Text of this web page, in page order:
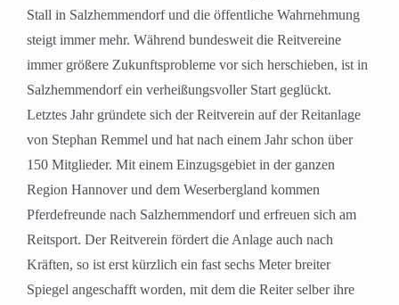
Stall in Salzhemmendorf und die öffentliche Wahrnehmung
steigt immer mehr. Während bundesweit die Reitvereine
immer größere Zukunftsprobleme vor sich herschieben, ist in
Salzhemmendorf ein verheißungsvoller Start geglückt.
Letztes Jahr gründete sich der Reitverein auf der Reitanlage
von Stephan Remmel und hat nach einem Jahr schon über
150 Mitglieder. Mit einem Einzugsgebiet in der ganzen
Region Hannover und dem Weserbergland kommen
Pferdefreunde nach Salzhemmendorf und erfreuen sich am
Reitsport. Der Reitverein fördert die Anlage auch nach
Kräften, so ist erst kürzlich ein fast sechs Meter breiter
Spiegel angeschafft worden, mit dem die Reiter selber ihre